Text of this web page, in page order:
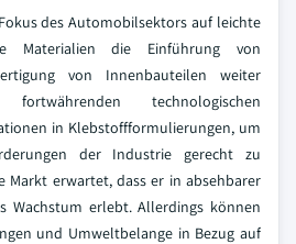
des Automobilsektors auf leichte
Materialien die Einführung von
von Innenbauteilen weiter
technologischen
in Klebstoffformulierungen, um
der Industrie gerecht zu
Markt erwartet, dass er in absehbarer
Wachstum erlebt. Allerdings können
und Umweltbelange in Bezug auf